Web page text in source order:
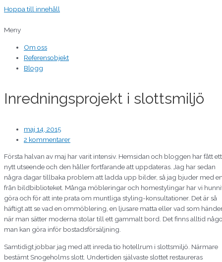
Hoppa till innehåll
Meny
Om oss
Referensobjekt
Blogg
Inredningsprojekt i slottsmiljö
maj 14, 2015
2 kommentarer
Första halvan av maj har varit intensiv. Hemsidan och bloggen har fått ett
nytt utseende och den håller fortfarande att uppdateras. Jag har sedan
några dagar tillbaka problem att ladda upp bilder, så jag bjuder med
från bildbiblioteket. Många möbleringar och homestylingar har vi
göra och för att inte prata om muntliga styling-konsultationer. Det är så
häftigt att se vad en ommöblering, en ljusare matta eller vad som
när man sätter moderna stolar till ett gammalt bord. Det finns alltid
man kan göra inför bostadsförsäljning.
Samtidigt jobbar jag med att inreda tio hotellrum i slottsmiljö. Närmare
bestämt Snogeholms slott. Undertiden självaste slottet restaureras